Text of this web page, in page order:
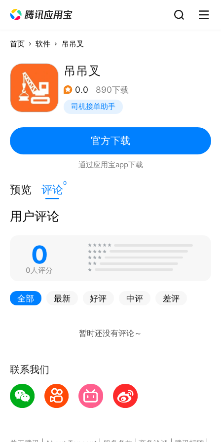
首页 软件 吊吊叉
吊吊叉
0.0 890下载
司机接单助手
官方下载
通过应用宝app下载
预览 评论0
用户评论
0
0人评分
全部 最新 好评 中评 差评
联系我们